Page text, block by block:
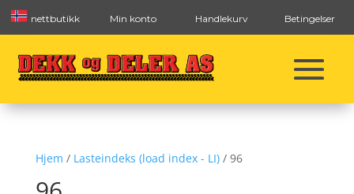
nettbutikk Min konto Handlekurv Betingelser
Hjem / Lasteindeks (load index - LI)/ 96